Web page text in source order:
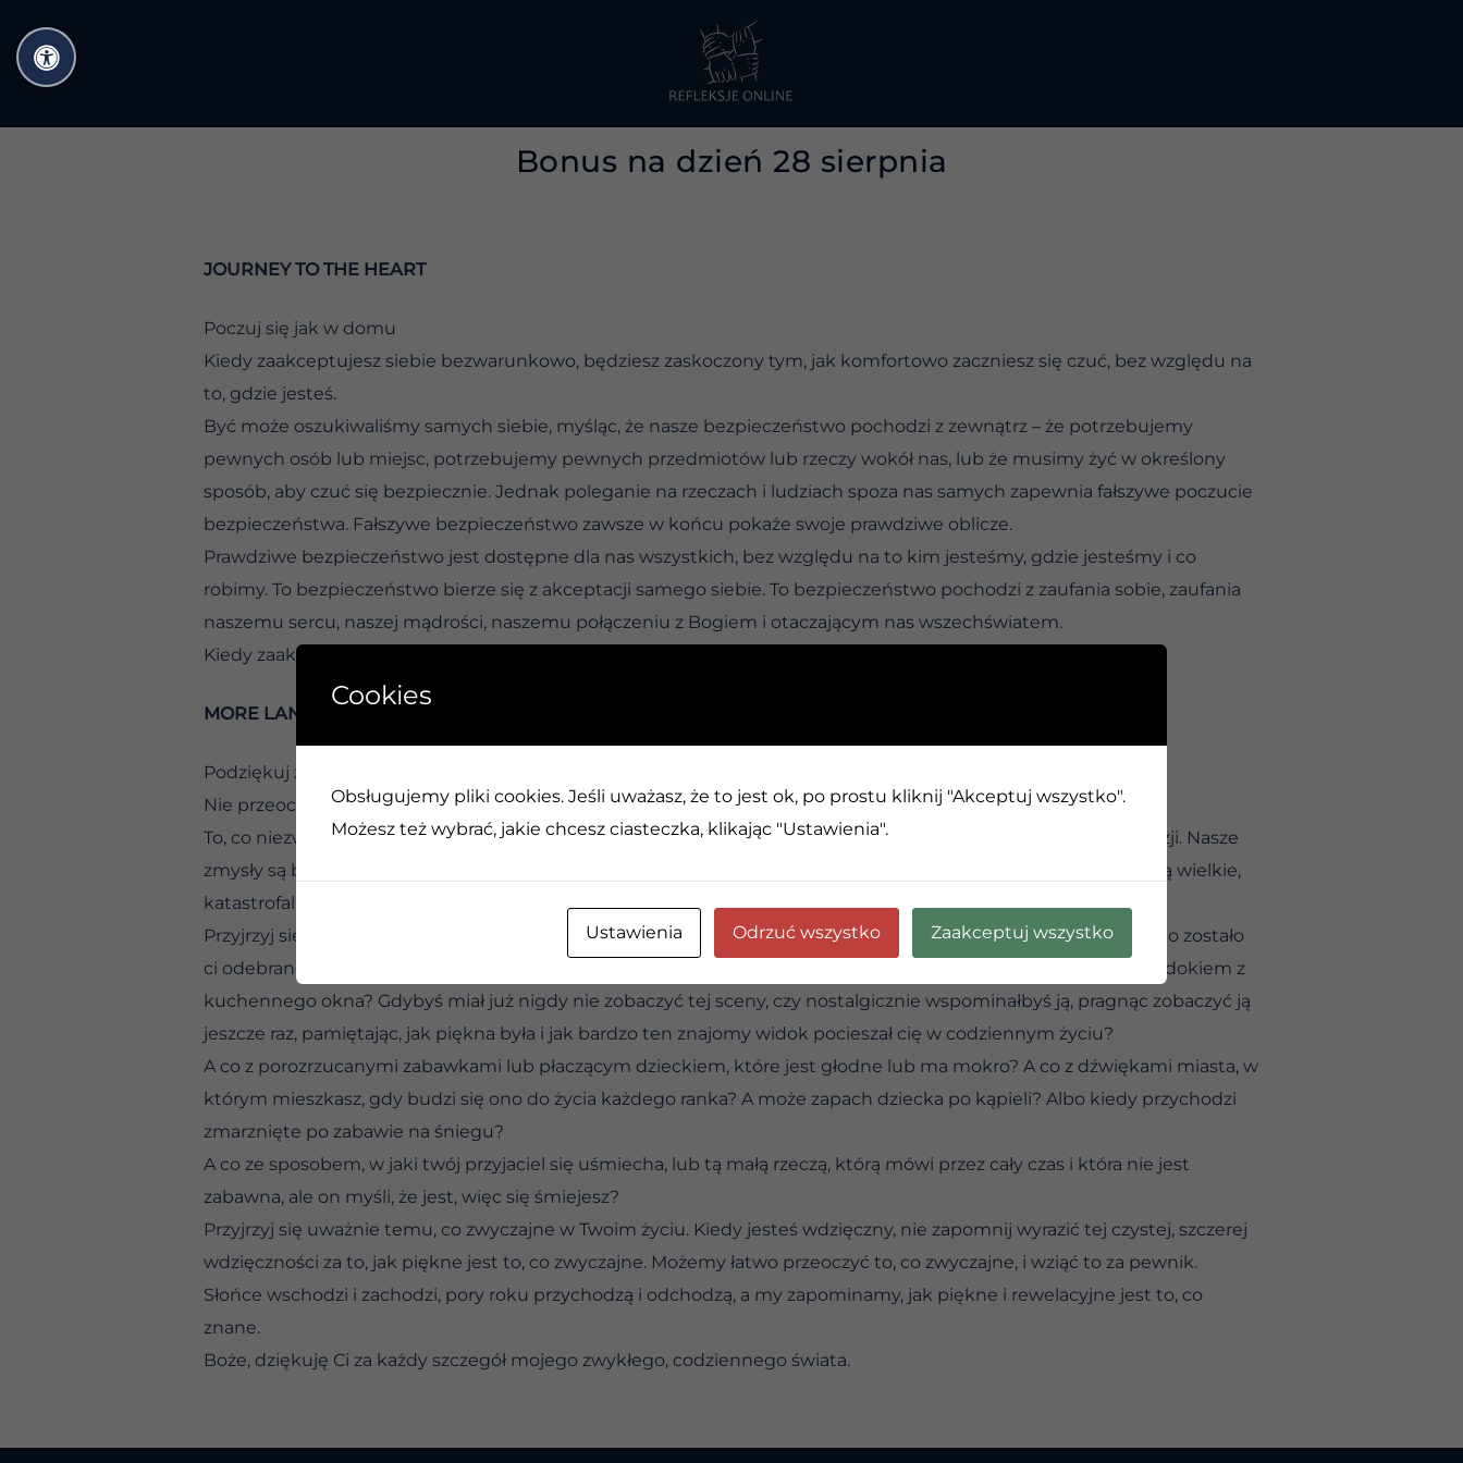
do
treści
Bonus na dzień 28 sierpnia
JOURNEY TO THE HEART
Poczuj się jak w domu
Kiedy zaakceptujesz siebie bezwarunkowo, będziesz zaskoczony tym, jak komfortowo zaczniesz się czuć, bez względu na
to, gdzie jesteś.
Być może oszukiwaliśmy samych siebie, myśląc, że nasze bezpieczeństwo pochodzi z zewnątrz – że potrzebujemy
pewnych osób lub miejsc, potrzebujemy pewnych przedmiotów lub rzeczy wokół nas, lub że musimy żyć w określony
sposób, aby czuć się bezpiecznie. Jednak poleganie na rzeczach i ludziach spoza nas samych zapewnia fałszywe poczucie
bezpieczeństwa. Fałszywe bezpieczeństwo zawsze w końcu pokaże swoje prawdziwe oblicze.
Prawdziwe bezpieczeństwo jest dostępne dla nas wszystkich, bez względu na to kim jesteśmy, gdzie jesteśmy i co
robimy. To bezpieczeństwo bierze się z akceptacji samego siebie. To bezpieczeństwo pochodzi z zaufania sobie, zaufania
naszemu sercu, naszej mądrości, naszemu połączeniu z Bogiem i otaczającym nas wszechświatem.
Kiedy zaakceptujemy siebie bezwarunkowo, bez względu na to, gdzie jesteśmy, poczujemy się jak w domu.
MORE LANGUAGE OF LETTING GO
Podziękuj za zwyczajność
Nie przeocz cudu tego, co zwyczajne.
To, co niezwykłe, niesamowite i fenomenalne, jest codziennie gloryfikowane w filmach, wiadomościach i telewizji. Nasze
zmysły są bombardowane. Uzależniamy się od dramatów. Jedynymi rzeczami, które przyciągają naszą uwagę, są wielkie,
katastrofalne, rzucające na kolana wydarzenia.
Przyjrzyj się bliżej swojemu życiu, swojemu codziennemu światu, ludziom i działaniom w nim. Gdyby to wszystko zostało
ci odebrane w jednej chwili, czego by ci brakowało? Jakich widoków, dźwięków, zapachów? Czy tęskniłbyś za widokiem z
kuchennego okna? Gdybyś miał już nigdy nie zobaczyć tej sceny, czy nostalgicznie wspominałbyś ją, pragnąc zobaczyć ją
jeszcze raz, pamiętając, jak piękna była i jak bardzo ten znajomy widok pocieszał cię w codziennym życiu?
A co z porozrzucanymi zabawkami lub płaczącym dzieckiem, które jest głodne lub ma mokro? A co z dźwiękami miasta, w
którym mieszkasz, gdy budzi się ono do życia każdego ranka? A może zapach dziecka po kąpieli? Albo kiedy przychodzi
zmarznięte po zabawie na śniegu?
A co ze sposobem, w jaki twój przyjaciel się uśmiecha, lub tą małą rzeczą, którą mówi przez cały czas i która nie jest
zabawna, ale on myśli, że jest, więc się śmiejesz?
Przyjrzyj się uważnie temu, co zwyczajne w Twoim życiu. Kiedy jesteś wdzięczny, nie zapomnij wyrazić tej czystej, szczerej
wdzięczności za to, jak piękne jest to, co zwyczajne. Możemy łatwo przeoczyć to, co zwyczajne, i wziąć to za pewnik.
Słońce wschodzi i zachodzi, pory roku przychodzą i odchodzą, a my zapominamy, jak piękne i rewelacyjne jest to, co
znane.
Boże, dziękuję Ci za każdy szczegół mojego zwykłego, codziennego świata.
Cookies
Obsługujemy pliki cookies. Jeśli uważasz, że to jest ok, po prostu kliknij "Akceptuj wszystko".
Możesz też wybrać, jakie chcesz ciasteczka, klikając "Ustawienia".
Ustawienia Odrzuć wszystko Zaakceptuj wszystko